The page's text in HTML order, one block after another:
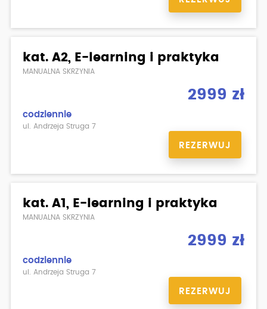
kat. A2, E-learning i praktyka
MANUALNA SKRZYNIA
2999 zł
codziennie
ul. Andrzeja Struga 7
REZERWUJ
kat. A1, E-learning i praktyka
MANUALNA SKRZYNIA
2999 zł
codziennie
ul. Andrzeja Struga 7
REZERWUJ